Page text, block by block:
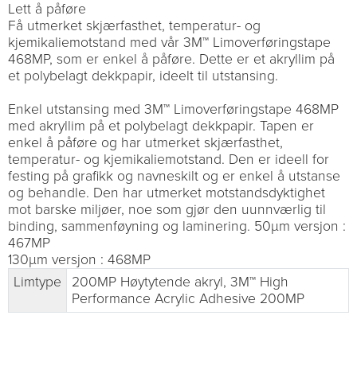
Lett å påføre
Få utmerket skjærfasthet, temperatur- og
kjemikaliemotstand med vår 3M™ Limoverføringstape
468MP, som er enkel å påføre. Dette er et akryllim på
et polybelagt dekkpapir, ideelt til utstansing.
Enkel utstansing med 3M™ Limoverføringstape 468MP
med akryllim på et polybelagt dekkpapir. Tapen er
enkel å påføre og har utmerket skjærfasthet,
temperatur- og kjemikaliemotstand. Den er ideell for
festing på grafikk og navneskilt og er enkel å utstanse
og behandle. Den har utmerket motstandsdyktighet
mot barske miljøer, noe som gjør den uunnværlig til
binding, sammenføyning og laminering. 50µm versjon :
467MP
130µm versjon : 468MP
Limtype
200MP Høytytende akryl, 3M™ High
Performance Acrylic Adhesive 200MP